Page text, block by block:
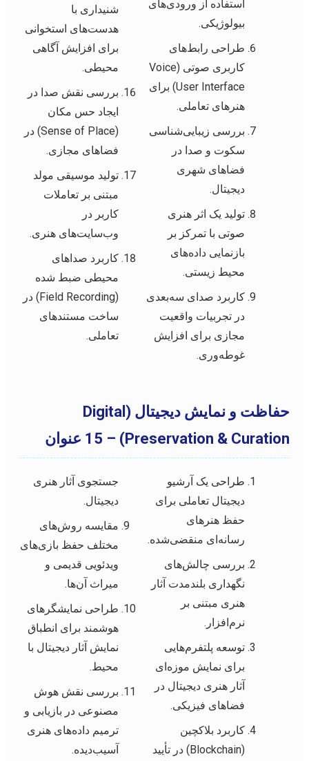
استفاده از ورودی‌های
بیولوژیکی.
طراحی رابط‌های
کاربری صوتی (Voice
User Interface) برای
هنرهای تعاملی.
بررسی زیبایی‌شناسی
سکوت و صدا در
فضاهای شهری
دیجیتال.
تولید یک اثر هنری
صوتی با تمرکز بر
بازنمایی داده‌های
محیط زیستی.
کاربرد صدای سه‌بعدی
در تجربیات واقعیت
مجازی برای افزایش
غوطه‌وری.
شنیداری با
هدست‌های استخوانی
برای افزایش آگاهی
محیطی.
بررسی نقش صدا در
ایجاد حس مکان
(Sense of Place) در
فضاهای مجازی.
تولید موسیقی مولد
مبتنی بر تعاملات
کاربر در
وب‌سایت‌های هنری.
کاربرد صداهای
محیطی ضبط شده
(Field Recording) در
ساخت مستندهای
تعاملی.
حفاظت و نمایش دیجیتال (Digital
Preservation & Curation) – 15 عنوان
طراحی یک آرشیو
دیجیتال تعاملی برای
حفظ هنرهای
رسانه‌ای منقضی‌شده.
بررسی چالش‌های
نگهداری بلندمدت آثار
هنری مبتنی بر
نرم‌افزار.
توسعه پلتفرم‌هایی
برای نمایش موزه‌ای
آثار هنری دیجیتال در
فضاهای فیزیکی.
کاربرد بلاکچین
(Blockchain) در تأیید
جستجوی آثار هنری
دیجیتال.
مقایسه روش‌های
مختلف حفظ بازی‌های
ویدئویی قدیمی و
میراث آن‌ها.
طراحی نمایشگرهای
هوشمند برای انطباق
نمایش آثار دیجیتال با
محیط.
بررسی نقش هوش
مصنوعی در بازیابی و
ترمیم داده‌های هنری
آسیب‌دیده.